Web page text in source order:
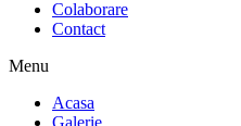
Colaborare
Contact
Menu
‎Acasa
Galerie